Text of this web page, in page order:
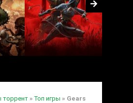
торрент »Топ игры » Gears